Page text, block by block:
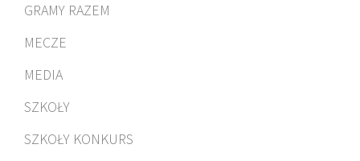
GRAMY RAZEM
MECZE
MEDIA
SZKOŁY
SZKOŁY KONKURS